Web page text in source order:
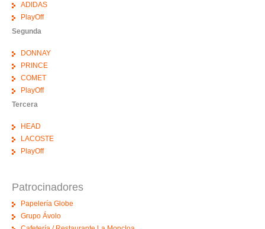
ADIDAS
PlayOff
Segunda
DONNAY
PRINCE
COMET
PlayOff
Tercera
HEAD
LACOSTE
PlayOff
Patrocinadores
Papelería Globe
Grupo Ávolo